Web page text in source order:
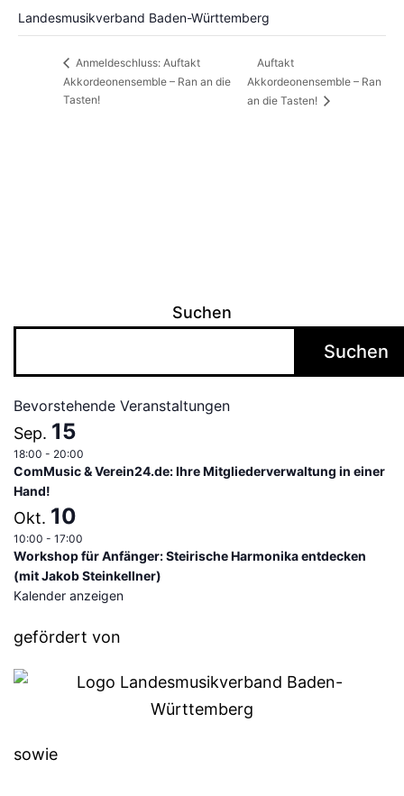
Landesmusikverband Baden-Württemberg
Anmeldeschluss: Auftakt
Akkordeonensemble – Ran an die
Tasten!
Auftakt
Akkordeonensemble – Ran
an die Tasten!
Suchen
Suchen
Bevorstehende Veranstaltungen
Sep. 15
18:00 - 20:00
ComMusic & Verein24.de: Ihre Mitgliederverwaltung in einer
Hand!
Okt. 10
10:00 - 17:00
Workshop für Anfänger: Steirische Harmonika entdecken
(mit Jakob Steinkellner)
Kalender anzeigen
gefördert von
sowie